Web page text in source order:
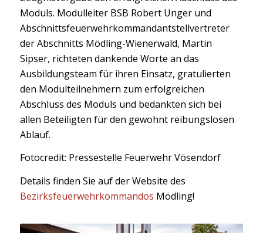
Moduls. Modulleiter BSB Robert Unger und
Abschnittsfeuerwehrkommandantstellvertreter
der Abschnitts Mödling-Wienerwald, Martin
Sipser, richteten dankende Worte an das
Ausbildungsteam für ihren Einsatz, gratulierten
den Modulteilnehmern zum erfolgreichen
Abschluss des Moduls und bedankten sich bei
allen Beteiligten für den gewohnt reibungslosen
Ablauf.
Fotocredit: Pressestelle Feuerwehr Vösendorf
Details finden Sie auf der Website des
Bezirksfeuerwehrkommandos Mödling!